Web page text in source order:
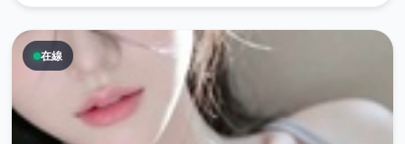
在線